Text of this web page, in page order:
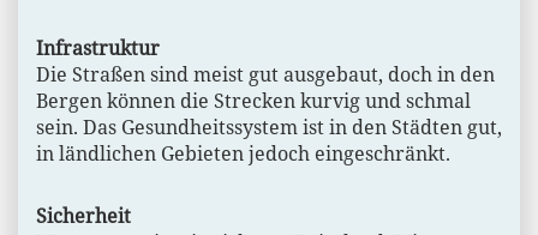
Infrastruktur
Die Straßen sind meist gut ausgebaut, doch in den
Bergen können die Strecken kurvig und schmal
sein. Das Gesundheitssystem ist in den Städten gut,
in ländlichen Gebieten jedoch eingeschränkt.
Sicherheit